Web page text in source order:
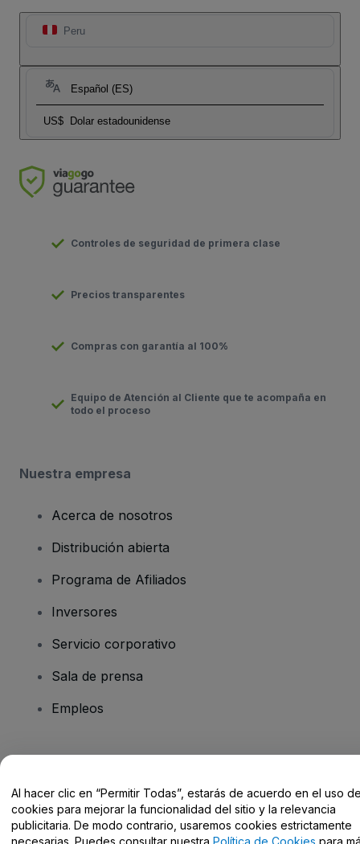
Peru
Español (ES)
US$ Dolar estadounidense
Controles de seguridad de primera clase
Precios transparentes
Compras con garantía al 100%
Equipo de Atención al Cliente que te acompaña en
todo el proceso
Nuestra empresa
Acerca de nosotros
Distribución abierta
Programa de Afiliados
Inversores
Servicio corporativo
Sala de prensa
Empleos
Centro de Ayuda / Contacto
Al hacer clic en “Permitir Todas”, estarás de acuerdo en el uso
cookies para mejorar la funcionalidad del sitio y la relevancia
publicitaria. De modo contrario, usaremos cookies estrictamente
necesarias. Puedes consultar nuestra Política de Cookies para